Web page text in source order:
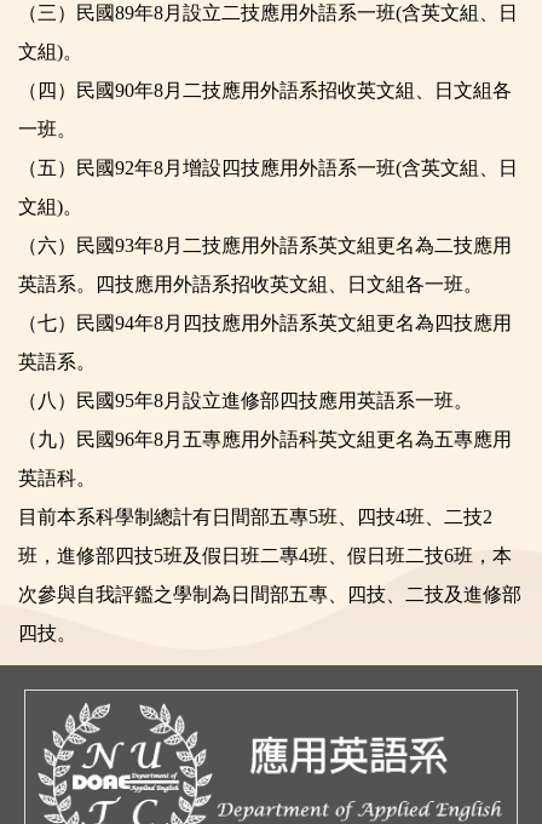
（三）民國89年8月設立二技應用外語系一班(含英文組、日
文組)。
（四）民國90年8月二技應用外語系招收英文組、日文組各
一班。
（五）民國92年8月增設四技應用外語系一班(含英文組、日
文組)。
（六）民國93年8月二技應用外語系英文組更名為二技應用
英語系。四技應用外語系招收英文組、日文組各一班。
（七）民國94年8月四技應用外語系英文組更名為四技應用
英語系。
（八）民國95年8月設立進修部四技應用英語系一班。
（九）民國96年8月五專應用外語科英文組更名為五專應用
英語科。
目前本系科學制總計有日間部五專5班、四技4班、二技2
班，進修部四技5班及假日班二專4班、假日班二技6班，本
次參與自我評鑑之學制為日間部五專、四技、二技及進修部
四技。